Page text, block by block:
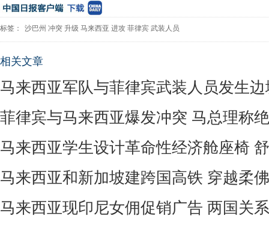
标签： 沙巴州 冲突 升级 马来西亚 进攻 菲律宾 武装人员
相关文章
马来西亚军队与菲律宾武装人员发生
菲律宾与马来西亚爆发冲突 马总理称
马来西亚学生设计革命性经济舱座椅
马来西亚和新加坡建跨国高铁 穿越柔
马来西亚现印尼女佣促销广告 两国关